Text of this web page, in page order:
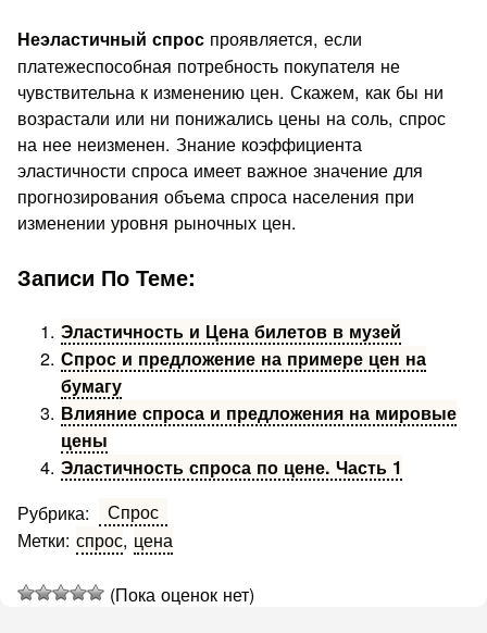
Неэластичный спрос проявляется, если
платежеспособная по­требность покупателя не
чувствительна к изменению цен. Ска­жем, как бы ни
возрастали или ни понижались цены на соль, спрос
на нее неизменен. Знание коэффициента
эластичности спроса имеет важное значение для
прогнозирования объема спроса насе­ления при
изменении уровня рыночных цен.
Записи По Теме:
Эластичность и Цена билетов в музей
Спрос и предложение на примере цен на
бумагу
Влияние спроса и предложения на мировые
цены
Эластичность спроса по цене. Часть 1
Рубрика:
Спрос
Метки:спрос, цена
(Пока оценок нет)